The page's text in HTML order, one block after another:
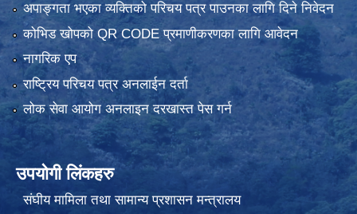
अपाङ्गता भएका व्यक्तिको परिचय पत्र पाउनका लागि दिने निवेदन
कोभिड खोपको QR CODE प्रमाणीकरणका लागि आवेदन
नागरिक एप
राष्ट्रिय परिचय पत्र अनलाईन दर्ता
लोक सेवा आयोग अनलाइन दरखास्त पेस गर्न
उपयोगी लिंकहरु
संघीय मामिला तथा सामान्य प्रशासन मन्त्रालय